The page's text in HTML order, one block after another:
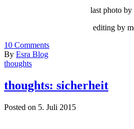
last photo by
editing by
10 Comments
By Esra Blog
thoughts
thoughts: sicherheit
Posted on 5. Juli 2015